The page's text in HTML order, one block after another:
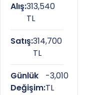
Alış:313,540
TL
Satış:314,700
TL
Günlük
Değişim:
-3,010
TL